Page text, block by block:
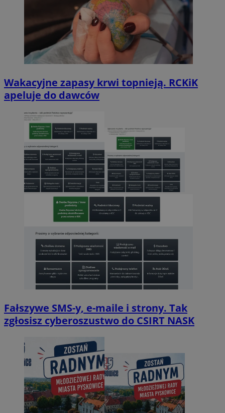
Wakacyjne zapasy krwi topnieją. RCKiK
apeluje do dawców
Fałszywe SMS-y, e-maile i strony. Tak
zgłosisz cyberoszustwo do CSIRT NASK